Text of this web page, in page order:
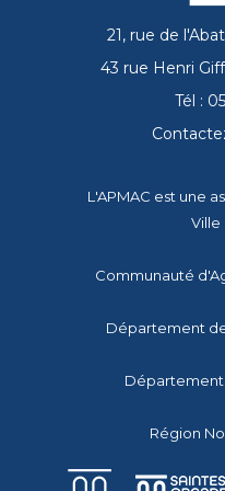
21, rue de
43 rue Henri
Tél :
L'APMAC est une
Ville
Communauté
Département
Département
Région